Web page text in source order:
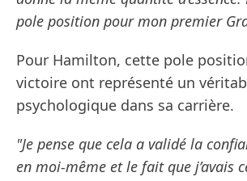
pole position pour mon premier
Pour Hamilton, cette pole
victoire ont représenté un
psychologique dans sa carrière.
"Je pense que cela a validé la
en moi-même et le fait que j’avais